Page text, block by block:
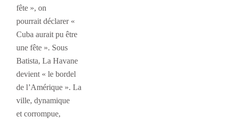
fête », on
pourrait déclarer «
Cuba aurait pu être
une fête ». Sous
Batista, La Havane
devient « le bordel
de l’Amérique ». La
ville, dynamique
et corrompue,